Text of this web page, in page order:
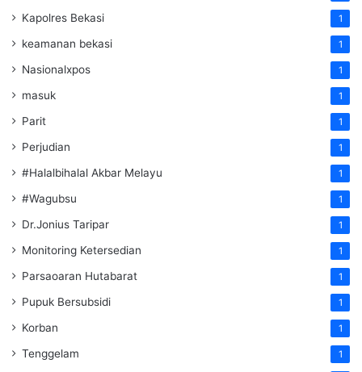
Kapolres Bekasi 1
keamanan bekasi 1
Nasionalxpos 1
masuk 1
Parit 1
Perjudian 1
#Halalbihalal Akbar Melayu 1
#Wagubsu 1
Dr.Jonius Taripar 1
Monitoring Ketersedian 1
Parsaoaran Hutabarat 1
Pupuk Bersubsidi 1
Korban 1
Tenggelam 1